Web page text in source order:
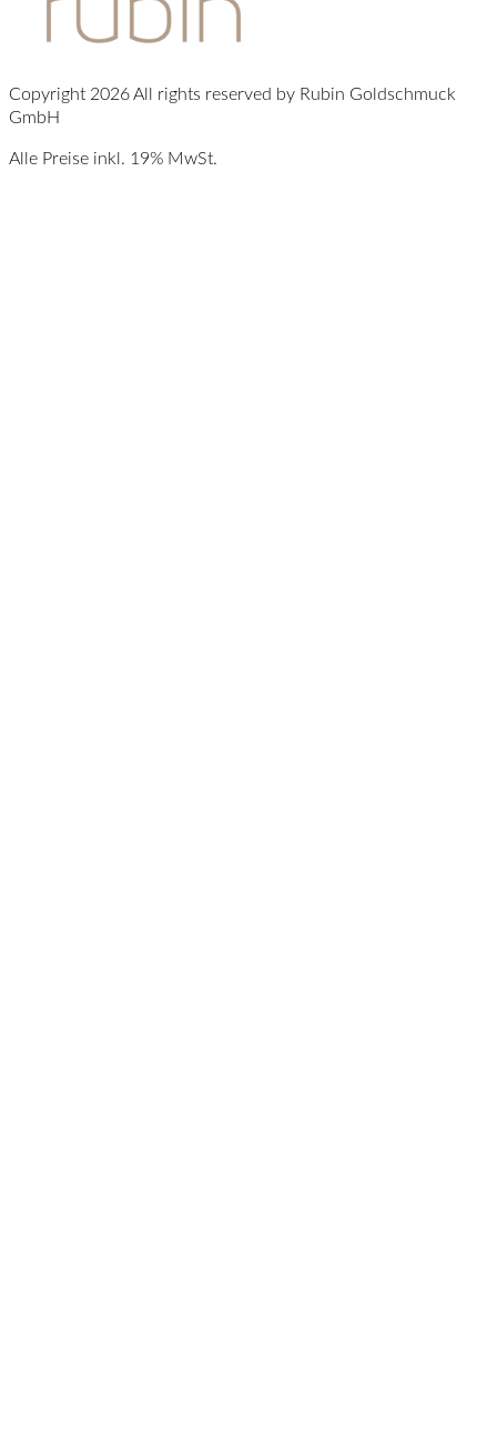
Copyright 2026 All rights reserved by Rubin Goldschmuck
GmbH
Alle Preise inkl. 19% MwSt.